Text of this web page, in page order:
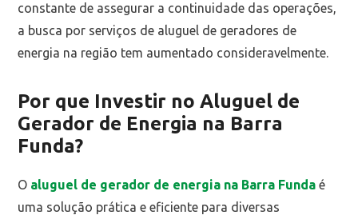
constante de assegurar a continuidade das operações,
a busca por serviços de aluguel de geradores de
energia na região tem aumentado consideravelmente.
Por que Investir no Aluguel de
Gerador de Energia na Barra
Funda?
O aluguel de gerador de energia na Barra Funda é
uma solução prática e eficiente para diversas